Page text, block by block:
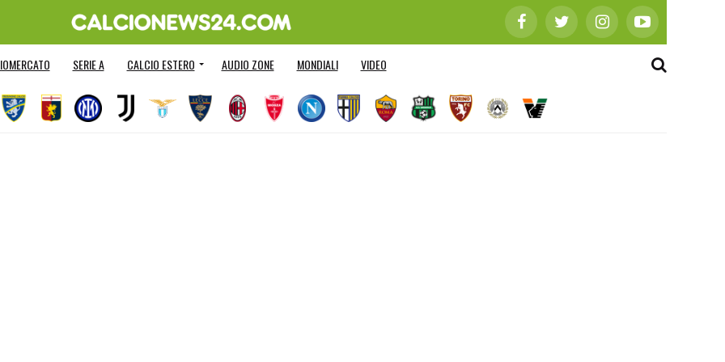
SERIE A CALCIO ESTERO AUDIO ZONE MONDIALI VIDEO